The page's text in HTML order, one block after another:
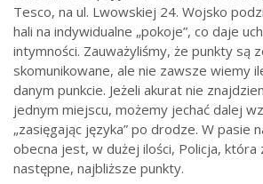
Tesco, na ul. Lwowskiej 24. Wojsko
hali na indywidualne „pokoje”, co daje
intymności. Zauważyliśmy, że punkty są
skomunikowane, ale nie zawsze wiemy
danym punkcie. Jeżeli akurat nie
jednym miejscu, możemy jechać dalej
„zasięgając języka” po drodze. W pasie
obecna jest, w dużej ilości, Policja, która
następne, najbliższe punkty.